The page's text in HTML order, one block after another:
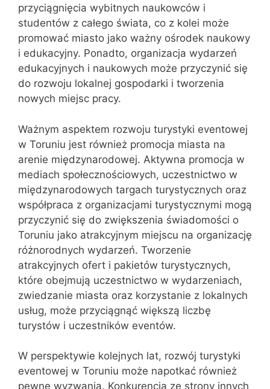
przyciągnięcia wybitnych naukowców i
studentów z całego świata, co z kolei może
promować miasto jako ważny ośrodek naukowy
i edukacyjny. Ponadto, organizacja wydarzeń
edukacyjnych i naukowych może przyczynić się
do rozwoju lokalnej gospodarki i tworzenia
nowych miejsc pracy.
Ważnym aspektem rozwoju turystyki eventowej
w Toruniu jest również promocja miasta na
arenie międzynarodowej. Aktywna promocja w
mediach społecznościowych, uczestnictwo w
międzynarodowych targach turystycznych oraz
współpraca z organizacjami turystycznymi mogą
przyczynić się do zwiększenia świadomości o
Toruniu jako atrakcyjnym miejscu na organizację
różnorodnych wydarzeń. Tworzenie
atrakcyjnych ofert i pakietów turystycznych,
które obejmują uczestnictwo w wydarzeniach,
zwiedzanie miasta oraz korzystanie z lokalnych
usług, może przyciągnąć większą liczbę
turystów i uczestników eventów.
W perspektywie kolejnych lat, rozwój turystyki
eventowej w Toruniu może napotkać również
pewne wyzwania. Konkurencja ze strony innych